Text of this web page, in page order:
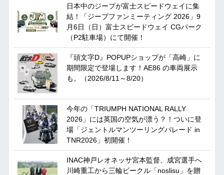
日本中のジープが富士スピードウェイに集
結！「ジープファンミーティング 2026」9
月6日（日）富士スピードウェイ CGパーク
（P2駐車場）にて開催！
『頭文字D』POPUPショップが「高崎」に
期間限定で登場します！AE86 の車両展示
も。（2026/8/11～8/20）
今年の「TRIUMPH NATIONAL RALLY
2026」には英国の空気が漂う？！ついに登
場「ジェントルマンツーリングパレード in
TNR2026」初開催！
INAC神戸レオネッサ宮本監督、成宮選手へ
川崎重工から三輪ビークル「noslisu」を贈